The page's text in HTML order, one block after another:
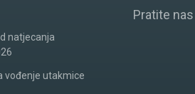
natjecanja
vođenje utakmice
Pratite nas